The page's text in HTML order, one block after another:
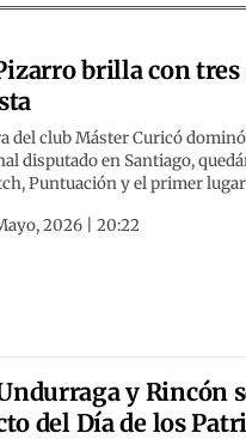
brilla con tres
del club Máster Curicó
disputado en Santiago,
Puntuación y el primer
2026 | 20:22
y Rincón
del Día de los